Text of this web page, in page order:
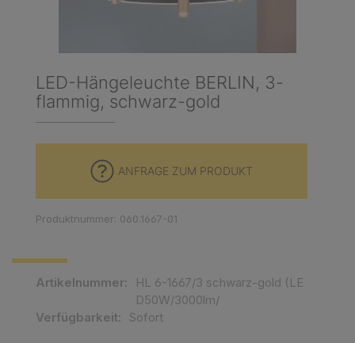
LED-Hängeleuchte BERLIN, 3-
flammig, schwarz-gold
Artikelnummer:
HL 6-1667/3 schwarz-gold (LE
D50W/3000lm/
Verfügbarkeit:
Sofort
ANFRAGE ZUM PRODUKT
Produktnummer: 060.1667-01